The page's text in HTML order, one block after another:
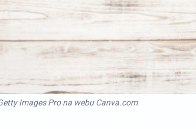
Images Pro na webu Canva.com